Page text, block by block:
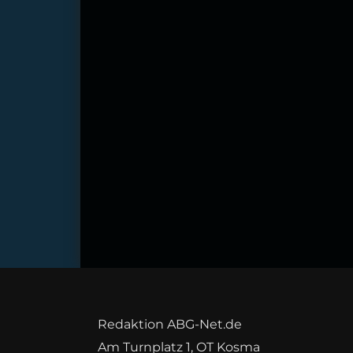
Redaktion ABG-Net.de
Am Turnplatz 1, OT Kosma